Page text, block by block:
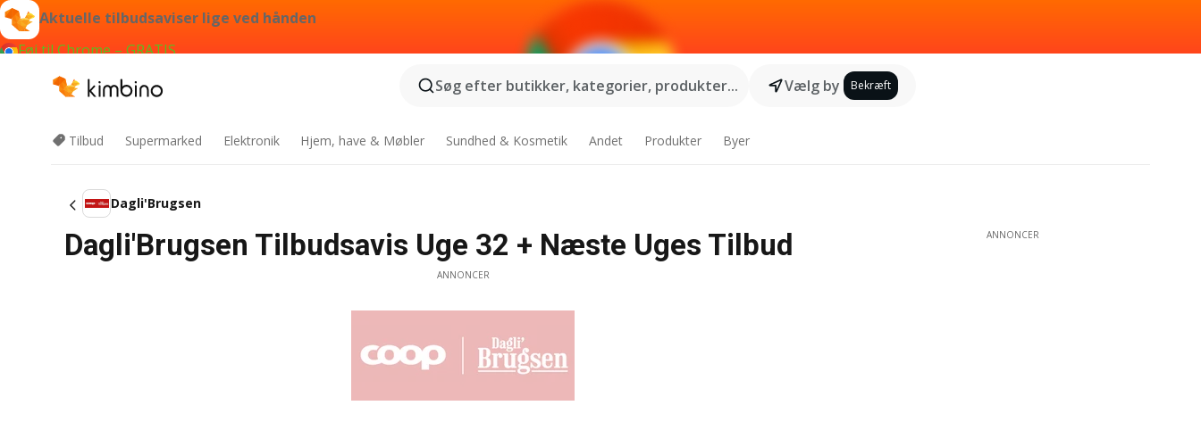
Aktuelle tilbudsaviser lige ved hånden
Føj til Chrome – GRATIS
Søg efter butikker, kategorier, produkter...
Vælg by Bekræft
Tilbud Supermarked Elektronik Hjem, have & Møbler Sundhed & Kosmetik Andet Produkter Byer
Dagli'Brugsen
Dagli'Brugsen Tilbudsavis Uge 32 + Næste Uges Tilbud
ANNONCER
ANNONCER